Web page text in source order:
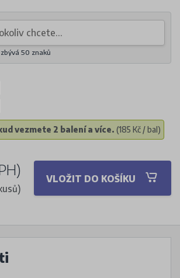
50 znaků
vezmete 2 balení a více. (185 Kč / bal)
VLOŽIT DO KOŠÍKU